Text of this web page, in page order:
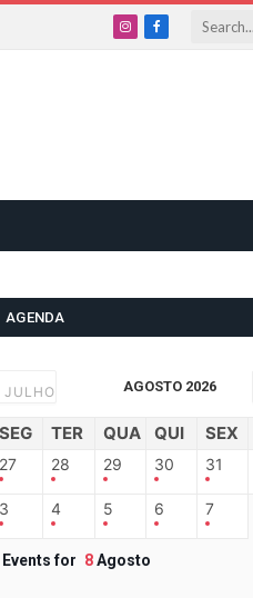
InstagramFacebook
AGENDA
JULHO AGOSTO 2026
SEG TER QUA QUI SEX
27 28 29 30 31
3 4 5 6 7
Events for 8Agosto